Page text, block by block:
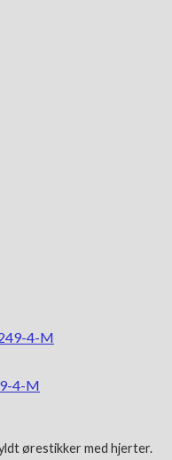
4-M
ørestikker med hjerter.